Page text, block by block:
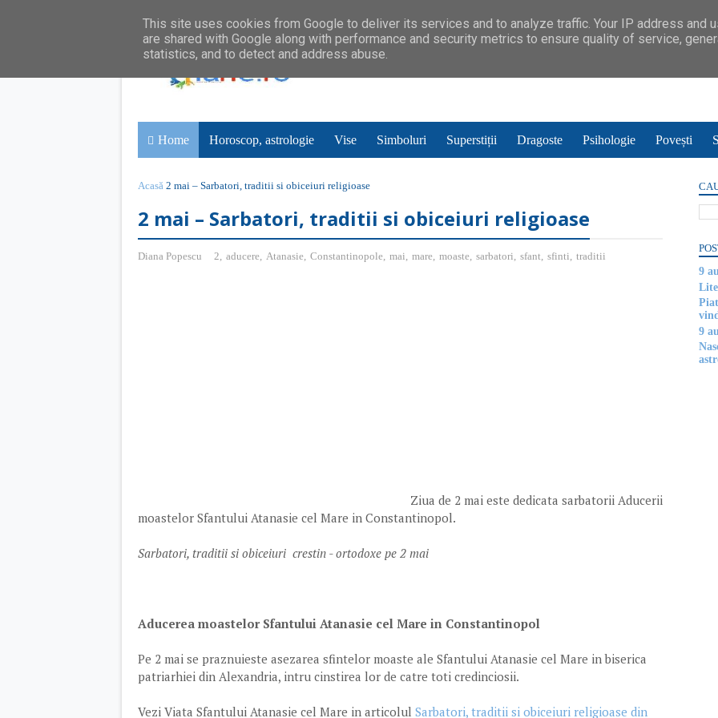
Home Horoscop, astrologie Vise Simboluri Superstiții Dragoste Psihologie Povești
Acasă 2 mai – Sarbatori, traditii si obiceiuri religioase
2 mai – Sarbatori, traditii si obiceiuri religioase
Diana Popescu 2, aducere, Atanasie, Constantinopole, mai, mare, moaste, sarbatori, sfant, sfinti, traditii
Ziua de 2 mai este dedicata sarbatorii Aducerii
moastelor Sfantului Atanasie cel Mare in Constantinopol.
Sarbatori, traditii si obiceiuri crestin - ortodoxe pe 2 mai
Aducerea moastelor Sfantului Atanasie cel Mare in Constantinopol
Pe 2 mai se praznuieste asezarea sfintelor moaste ale Sfantului Atanasie cel Mare in biserica
patriarhiei din Alexandria, intru cinstirea lor de catre toti credinciosii.
Vezi Viata Sfantului Atanasie cel Mare in articolul Sarbatori, traditii si obiceiuri religioase din
9
9
This site uses cookies from Google to deliver its services and to analyze traffic. Your IP address and
are shared with Google along with performance and security metrics to ensure quality of service,
statistics, and to detect and address abuse.